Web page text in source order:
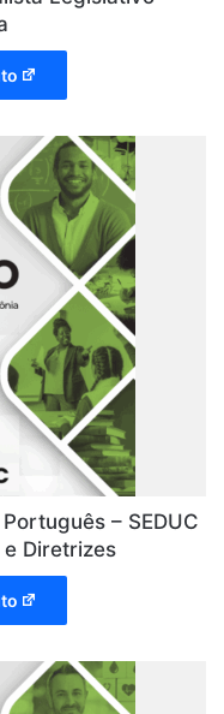
– SEDUC
e Diretrizes